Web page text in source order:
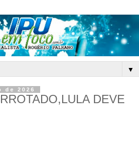
▼
de 2026
DEVE